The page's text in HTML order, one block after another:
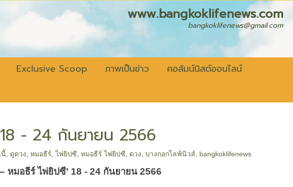
bangkoklifenews@gmail.com
Exclusive Scoop ภาพเป็นข่าว
คอลัมน์นิสต์ออนไลน์
- 24 กันยายน 2566
นี้ ดูดวง ,หมอธีร์ ,ไพ่ยิปซี ,หมอธีร์ ไพ่ยิปซี ดวง ,บางกอกไลฟ์นิวส์ bangkoklifenews
หมอธีร์ ไพ่ยิปซี’ 18 - 24 กันยายน 2566